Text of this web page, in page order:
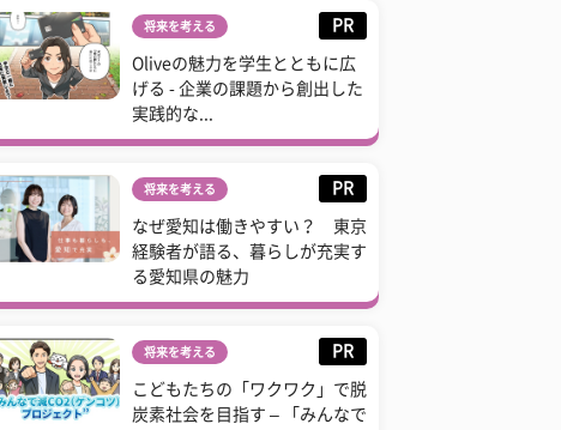
将来を考える PR
Oliveの魅力を学生とともに広
げる - 企業の課題から創出した
実践的な...
将来を考える PR
なぜ愛知は働きやすい？ 東京
経験者が語る、暮らしが充実す
る愛知県の魅力
将来を考える PR
こどもたちの「ワクワク」で脱
炭素社会を目指す – 「みんなで